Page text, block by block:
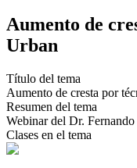
Aumento de
Urban
Título del tema
Aumento de cresta por
Resumen del tema
Webinar del Dr.
Clases en el tema